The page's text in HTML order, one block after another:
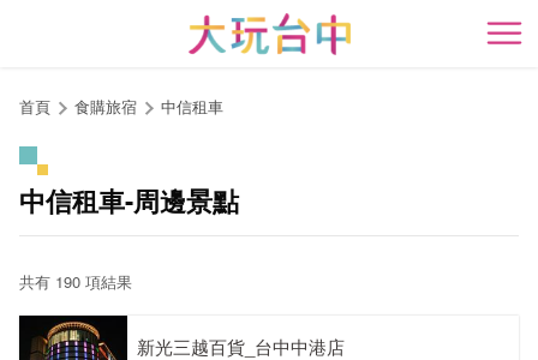
開
首頁 食購旅宿 中信租車
中信租車-周邊景點
共有 190 項結果
新光三越百貨_台中中港店